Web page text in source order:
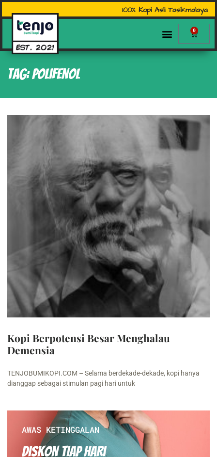
100% Kopi Asli Tasikmalaya
0
Tag: polifenol
Kopi Berpotensi Besar Menghalau
Demensia
TENJOBUMIKOPI.COM – Selama berdekade-dekade, kopi hanya
dianggap sebagai stimulan pagi hari untuk
AWAS KETINGGALAN
Diskon Tiap hari